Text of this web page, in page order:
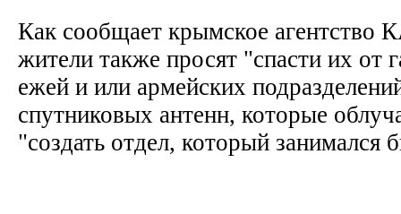
Как сообщает крымское агентство
жители также просят "спасти их
ежей и или армейских
спутниковых антенн, которые
"создать отдел, который занимался